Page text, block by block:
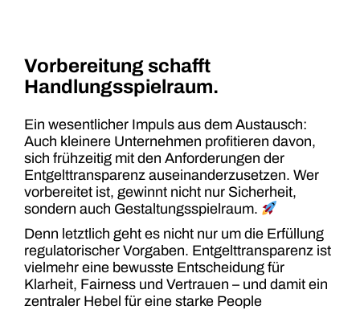
Vorbereitung schafft
Handlungsspielraum.
Ein wesentlicher Impuls aus dem Austausch:
Auch kleinere Unternehmen profitieren davon,
sich frühzeitig mit den Anforderungen der
Entgelttransparenz auseinanderzusetzen. Wer
vorbereitet ist, gewinnt nicht nur Sicherheit,
sondern auch Gestaltungsspielraum.
Denn letztlich geht es nicht nur um die Erfüllung
regulatorischer Vorgaben. Entgelttransparenz ist
vielmehr eine bewusste Entscheidung für
Klarheit, Fairness und Vertrauen – und damit ein
zentraler Hebel für eine starke People